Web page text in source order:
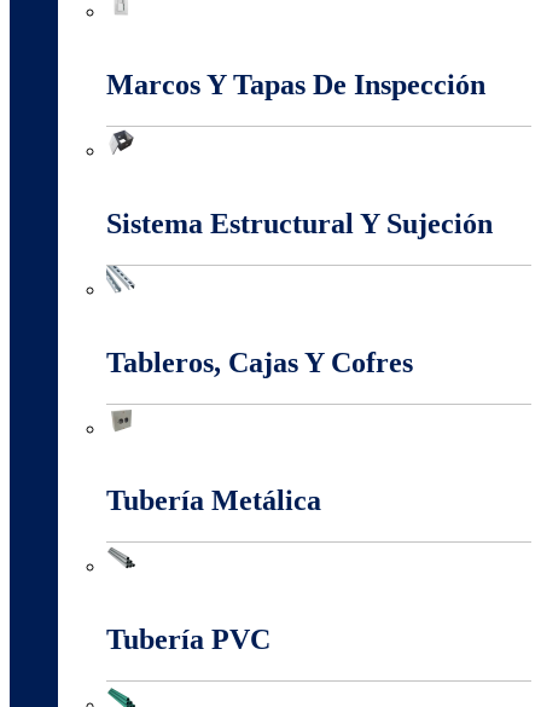
Marcos Y Tapas De Inspección
Sistema Estructural Y Sujeción
Tableros, Cajas Y Cofres
Tubería Metálica
Tubería PVC